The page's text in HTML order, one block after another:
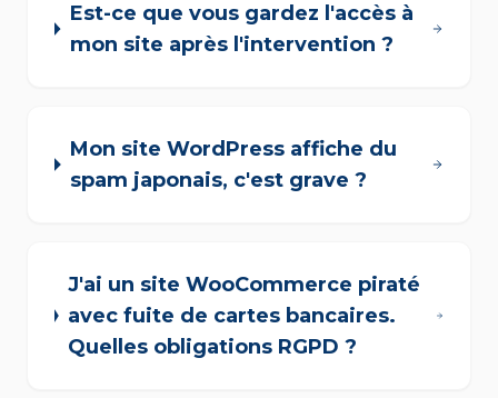
Est-ce que vous gardez l'accès à
mon site après l'intervention ?
Mon site WordPress affiche du
spam japonais, c'est grave ?
J'ai un site WooCommerce piraté
avec fuite de cartes bancaires.
Quelles obligations RGPD ?